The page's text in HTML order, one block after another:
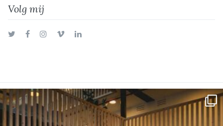
Volg mij
TwitterFacebookInstagram
VimeoLinkedIn